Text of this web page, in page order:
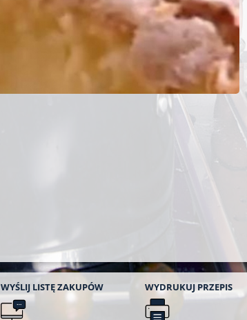
WYŚLIJ LISTĘZAKUPÓW WYDRUKUJ PRZEPIS